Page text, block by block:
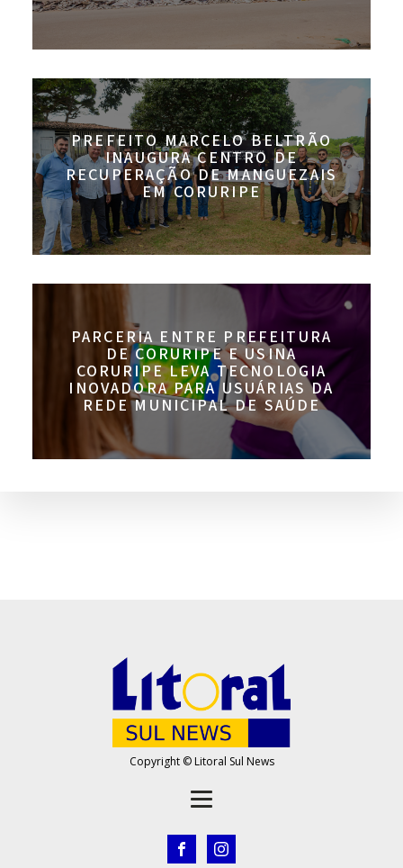
PREFEITO MARCELO BELTRÃO
INAUGURA CENTRO DE
RECUPERAÇÃO DE MANGUEZAIS
EM CORURIPE
PARCERIA ENTRE PREFEITURA
DE CORURIPE E USINA
CORURIPE LEVA TECNOLOGIA
INOVADORA PARA USUÁRIAS DA
REDE MUNICIPAL DE SAÚDE
Copyright © Litoral Sul News